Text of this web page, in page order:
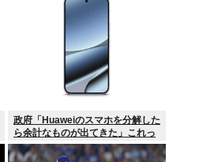
政府「Huaweiのスマホを分解した
ら余計なものが出てきた」これっ
て結局なんだったの？